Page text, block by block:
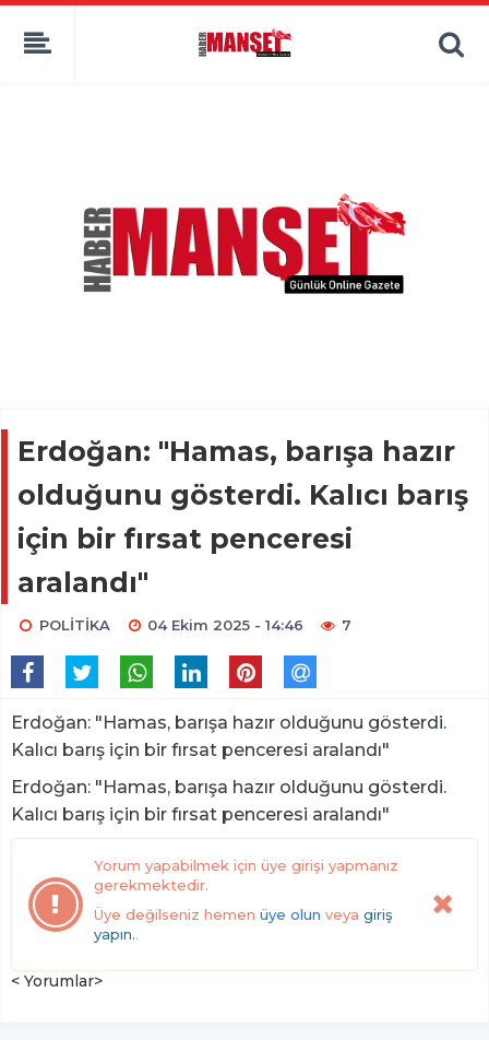
Erdoğan: "Hamas, barışa hazır
olduğunu gösterdi. Kalıcı barış
için bir fırsat penceresi
aralandı"
POLİTİKA 04 Ekim 2025 - 14:46 7
Erdoğan: "Hamas, barışa hazır olduğunu gösterdi.
Kalıcı barış için bir fırsat penceresi aralandı"
Erdoğan: "Hamas, barışa hazır olduğunu gösterdi.
Kalıcı barış için bir fırsat penceresi aralandı"
Yorum yapabilmek için üye girişi yapmanız
gerekmektedir.
Üye değilseniz hemen üye olun veya giriş
yapın..
< Yorumlar>